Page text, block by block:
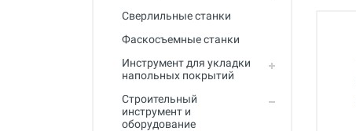
Сверлильные станки
Фаскосъемные станки
Инструмент для укладки
напольных покрытий
Строительный
инструмент и
оборудование